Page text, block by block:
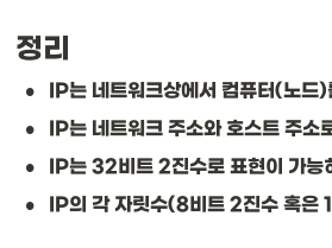
정리
• IP는 네트워크상에서 컴퓨터(노드
• IP는 네트워크 주소와 호스트 주소
• IP는 32비트 2진수로 표현이 가
• IP의 각 자릿수(8비트 2진수 혹은